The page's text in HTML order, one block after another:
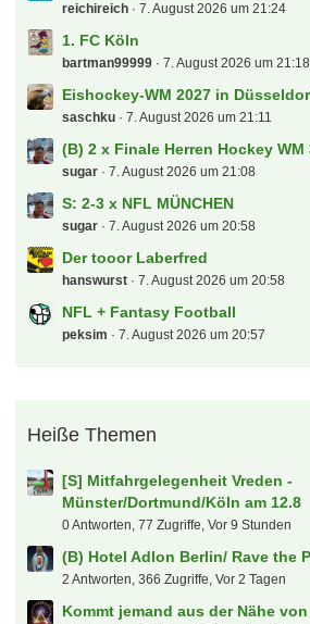
reichireich 7. August 2026 um 21:24
1. FC Köln
bartman99999 7. August 2026 um 21:18
Eishockey-WM 2027 in
saschku 7. August 2026 um 21:11
(B) 2 x Finale Herren Hockey WM
sugar 7. August 2026 um 21:08
S: 2-3 x NFL MÜNCHEN
sugar 7. August 2026 um 20:58
Der tooor Laberfred
hanswurst 7. August 2026 um 20:58
NFL + Fantasy Football
peksim 7. August 2026 um 20:57
Heiße Themen
[S] Mitfahrgelegenheit Vreden -
Münster/Dortmund/Köln am 12.8
0 Antworten, 77 Zugriffe, Vor 9 Stunden
(B) Hotel Adlon Berlin/ Rave the
2 Antworten, 366 Zugriffe, Vor 2 Tagen
Kommt jemand aus der Nähe